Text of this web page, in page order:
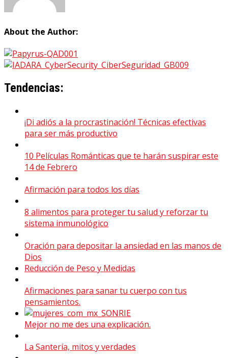
About the Author:
Tendencias:
¡Di adiós a la procrastinación! Técnicas efectivas
para ser más productivo
10 Películas Románticas que te harán suspirar este
14 de Febrero
Afirmación para todos los días
8 alimentos para proteger tu salud y reforzar tu
sistema inmunológico
Oración para depositar la ansiedad en las manos de
Dios
Reducción de Peso y Medidas
Afirmaciones para sanar tu cuerpo con tus
pensamientos.
Mejor no me des una explicación.
La Santería, mitos y verdades